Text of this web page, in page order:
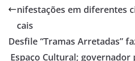
nifestações em diferentes
cais
Desfile “Tramas Arretadas”
Espaço Cultural; governador